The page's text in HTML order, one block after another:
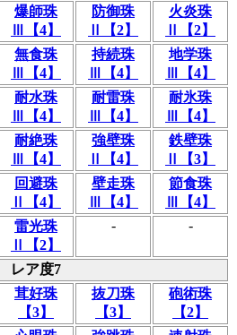
爆師珠
Ⅲ【4】
防御珠
Ⅱ【2】
火炎珠
Ⅱ【2】
無食珠
Ⅲ【4】
持続珠
Ⅲ【4】
地学珠
Ⅲ【4】
耐水珠
Ⅲ【4】
耐雷珠
Ⅲ【4】
耐氷珠
Ⅲ【4】
耐絶珠
Ⅲ【4】
強壁珠
Ⅱ【4】
鉄壁珠
Ⅱ【3】
回避珠
Ⅱ【4】
壁走珠
Ⅲ【4】
節食珠
Ⅲ【4】
雷光珠
Ⅱ【2】
- -
レア度7
茸好珠
【3】
抜刀珠
【3】
砲術珠
【2】